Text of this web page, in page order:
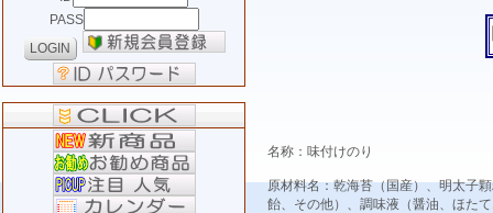
PASS
名称：味付けのり
原材料名：乾海苔（国産）、明太子
飴、その他）、調味液（醤油、ほた